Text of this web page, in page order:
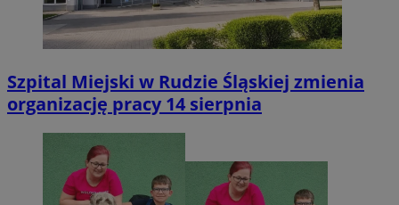
Szpital Miejski w Rudzie Śląskiej zmienia
organizację pracy 14 sierpnia